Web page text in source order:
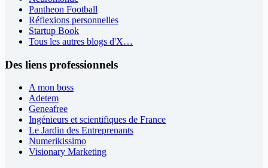
Pantheon Football
Réflexions personnelles
Startup Book
Tous les autres blogs d'X…
Des liens professionnels
A mon boss
Adetem
Geneafree
Ingénieurs et scientifiques de France
Le Jardin des Entreprenants
Numerikissimo
Visionary Marketing